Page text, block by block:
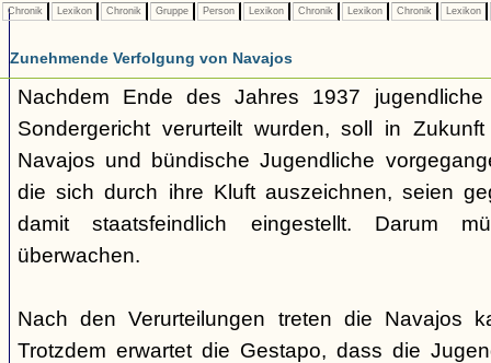
Chronik Lexikon Chronik Gruppe Person Lexikon Chronik Lexikon Chronik Lexikon
Zunehmende Verfolgung von Navajos
Nachdem Ende des Jahres 1937
Sondergericht verurteilt wurden, soll in
Navajos und bündische Jugendliche
die sich durch ihre Kluft auszeichnen, seien
damit staatsfeindlich eingestellt. Darum
überwachen.
Nach den Verurteilungen treten die Navajos
Trotzdem erwartet die Gestapo, dass die